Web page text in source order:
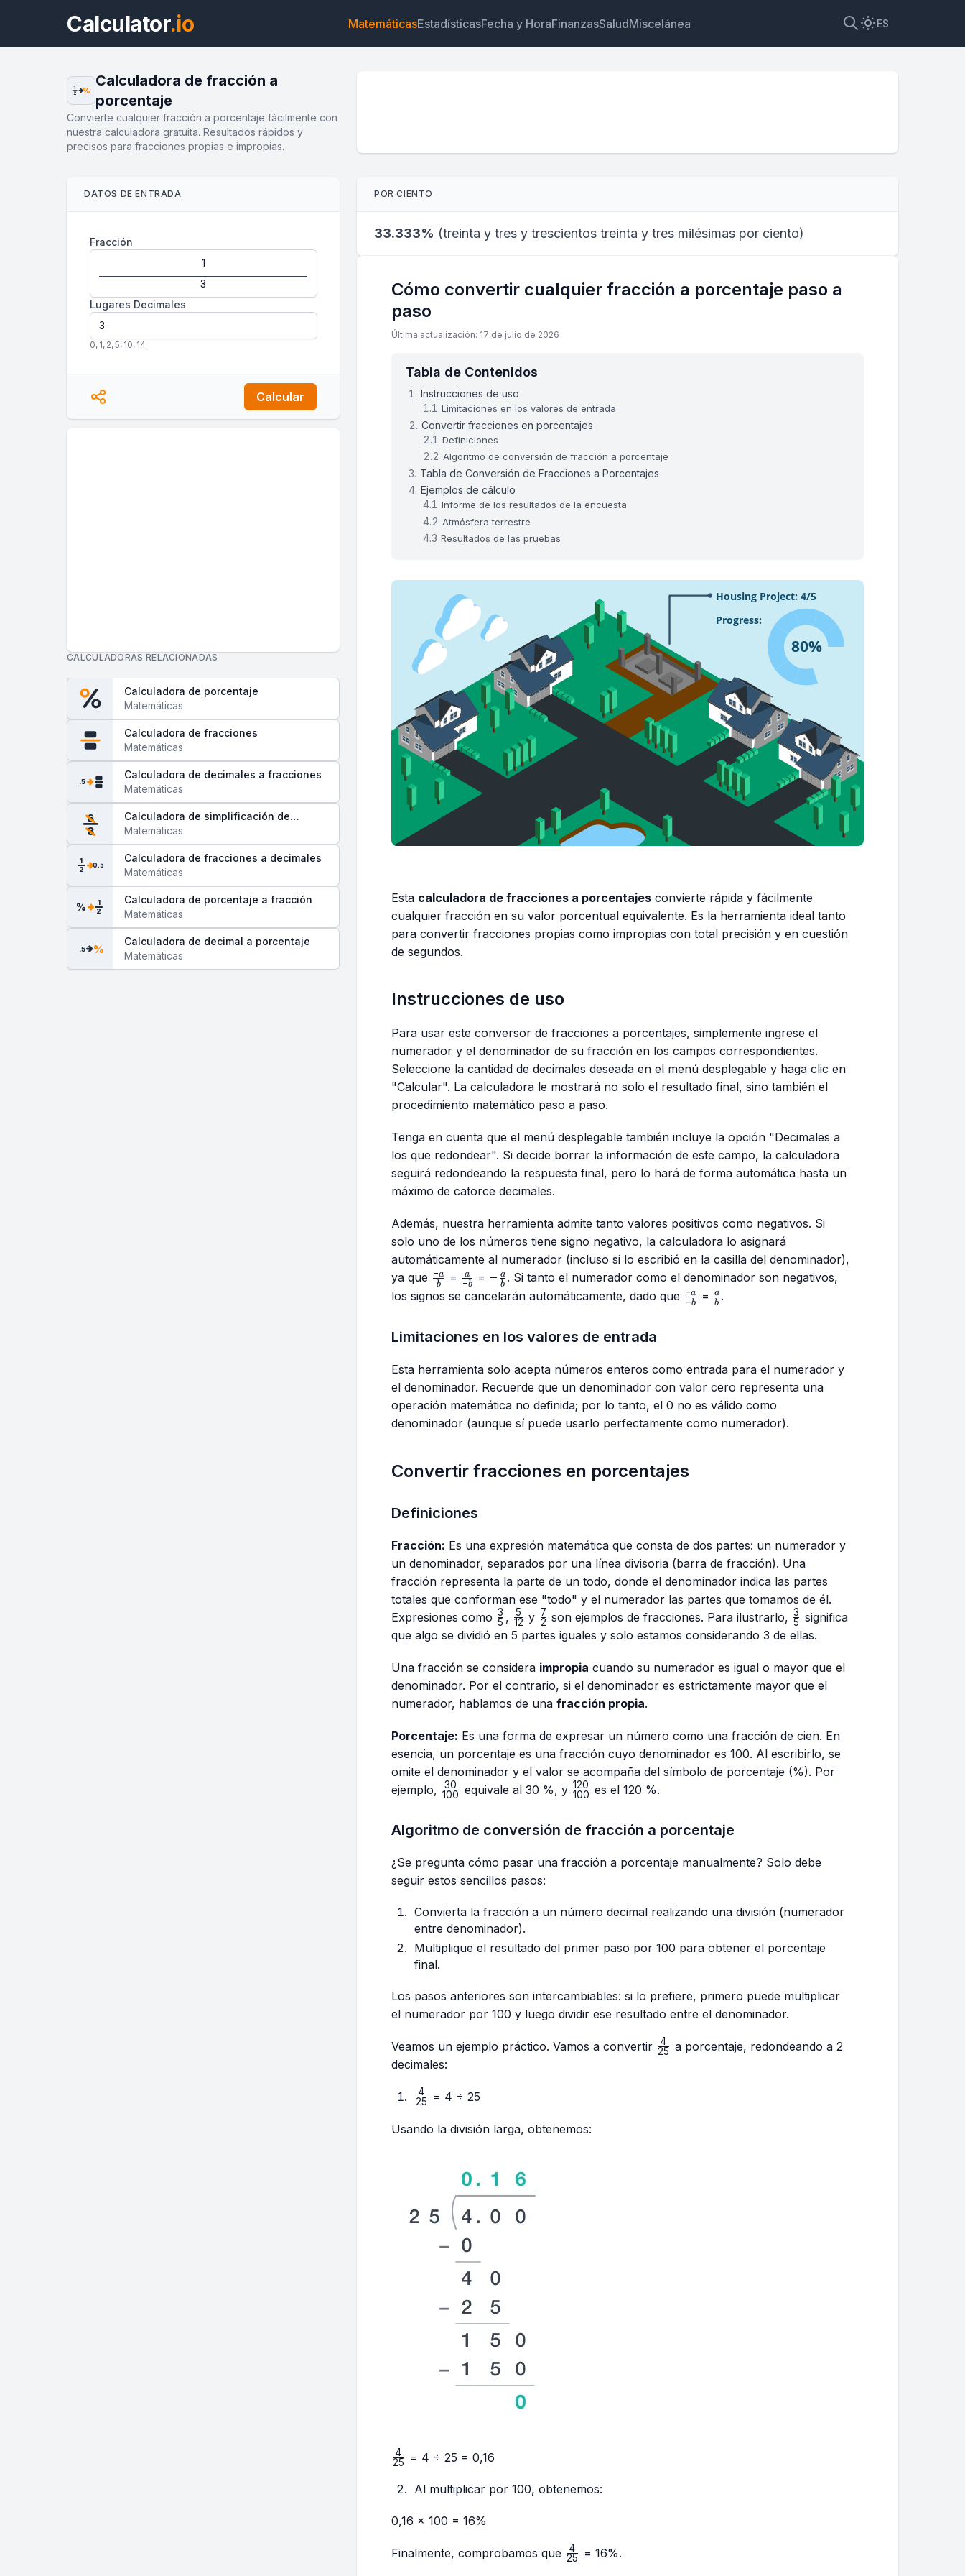
Calculator.io MatemáticasEstadísticasFecha y HoraFinanzasSaludMiscelánea ES
Vista previa Calculadora de fracción a porcentaje Widget
1
2
%
Calculadora de fracción a
porcentaje
Convierte cualquier fracción a porcentaje fácilmente con
nuestra calculadora gratuita. Resultados rápidos y
precisos para fracciones propias e impropias.
DATOS DE ENTRADA
Fracción
Lugares Decimales
0, 1, 2,5, 10, 14
Calcular
CALCULADORAS RELACIONADAS
Calculadora de porcentaje
Matemáticas
Calculadora de fracciones
Matemáticas
.5
Calculadora de decimales a fracciones
Matemáticas
6
8
Calculadora de simplificación de
fracciones
Matemáticas
1
2 0.5
Calculadora de fracciones a decimales
Matemáticas
% 1
2
Calculadora de porcentaje a fracción
Matemáticas
.5 %
Calculadora de decimal a porcentaje
Matemáticas
POR CIENTO
33.333% (treinta y tres y trescientos treinta y tres milésimas por ciento)
Cómo convertir cualquier fracción a porcentaje paso a
paso
Última actualización: 17 de julio de 2026
Tabla de Contenidos
Instrucciones de uso
Limitaciones en los valores de entrada
Convertir fracciones en porcentajes
Definiciones
Algoritmo de conversión de fracción a porcentaje
Tabla de Conversión de Fracciones a Porcentajes
Ejemplos de cálculo
Informe de los resultados de la encuesta
Atmósfera terrestre
Resultados de las pruebas
Esta calculadora de fracciones a porcentajes convierte rápida y fácilmente
cualquier fracción en su valor porcentual equivalente. Es la herramienta ideal tanto
para convertir fracciones propias como impropias con total precisión y en cuestión
de segundos.
Instrucciones de uso
Para usar este conversor de fracciones a porcentajes, simplemente ingrese el
numerador y el denominador de su fracción en los campos correspondientes.
Seleccione la cantidad de decimales deseada en el menú desplegable y haga clic en
"Calcular". La calculadora le mostrará no solo el resultado final, sino también el
procedimiento matemático paso a paso.
Tenga en cuenta que el menú desplegable también incluye la opción "Decimales a
los que redondear". Si decide borrar la información de este campo, la calculadora
seguirá redondeando la respuesta final, pero lo hará de forma automática hasta un
máximo de catorce decimales.
Además, nuestra herramienta admite tanto valores positivos como negativos. Si
solo uno de los números tiene signo negativo, la calculadora lo asignará
automáticamente al numerador (incluso si lo escribió en la casilla del denominador),
ya que \frac{-
a}{b}
b
−a = \frac{a}
{-b}
−b
a = -
\frac{a}
− b
a . Si tanto el numerador como el denominador son negativos,
los signos se cancelarán automáticamente, dado que \frac{-
−b
−a = \frac{a}
b
a .
Limitaciones en los valores de entrada
Esta herramienta solo acepta números enteros como entrada para el numerador y
el denominador. Recuerde que un denominador con valor cero representa una
operación matemática no definida; por lo tanto, el 0 no es válido como
denominador (aunque sí puede usarlo perfectamente como numerador).
Convertir fracciones en porcentajes
Definiciones
Fracción: Es una expresión matemática que consta de dos partes: un numerador y
un denominador, separados por una línea divisoria (barra de fracción). Una
fracción representa la parte de un todo, donde el denominador indica las partes
totales que conforman ese "todo" y el numerador las partes que tomamos de él.
Expresiones como \frac{3}
{5}
5
3 , \frac{5}
{12}
12
5 y \frac{7}
{2}
2
7 son ejemplos de fracciones. Para ilustrarlo, \frac{3}
{5}
5
3 significa
que algo se dividió en 5 partes iguales y solo estamos considerando 3 de ellas.
Una fracción se considera impropia cuando su numerador es igual o mayor que el
denominador. Por el contrario, si el denominador es estrictamente mayor que el
numerador, hablamos de una fracción propia.
Porcentaje: Es una forma de expresar un número como una fracción de cien. En
esencia, un porcentaje es una fracción cuyo denominador es 100. Al escribirlo, se
omite el denominador y el valor se acompaña del símbolo de porcentaje (%). Por
ejemplo, \frac{30}
100
30 equivale al 30 %, y \frac{120}
100
120 es el 120 %.
Algoritmo de conversión de fracción a porcentaje
¿Se pregunta cómo pasar una fracción a porcentaje manualmente? Solo debe
seguir estos sencillos pasos:
Convierta la fracción a un número decimal realizando una división (numerador
entre denominador).
Multiplique el resultado del primer paso por 100 para obtener el porcentaje
final.
Los pasos anteriores son intercambiables: si lo prefiere, primero puede multiplicar
el numerador por 100 y luego dividir ese resultado entre el denominador.
Veamos un ejemplo práctico. Vamos a convertir \frac{4}
25
4
a porcentaje, redondeando a 2
decimales:
\frac{4}
25
4 = 4 ÷ 25
Usando la división larga, obtenemos:
\frac{4}
25
4 = 4 ÷ 25 = 0,16
Al multiplicar por 100, obtenemos:
0,16 × 100 = 16%
Finalmente, comprobamos que \frac{4}
25
4 = 16%.